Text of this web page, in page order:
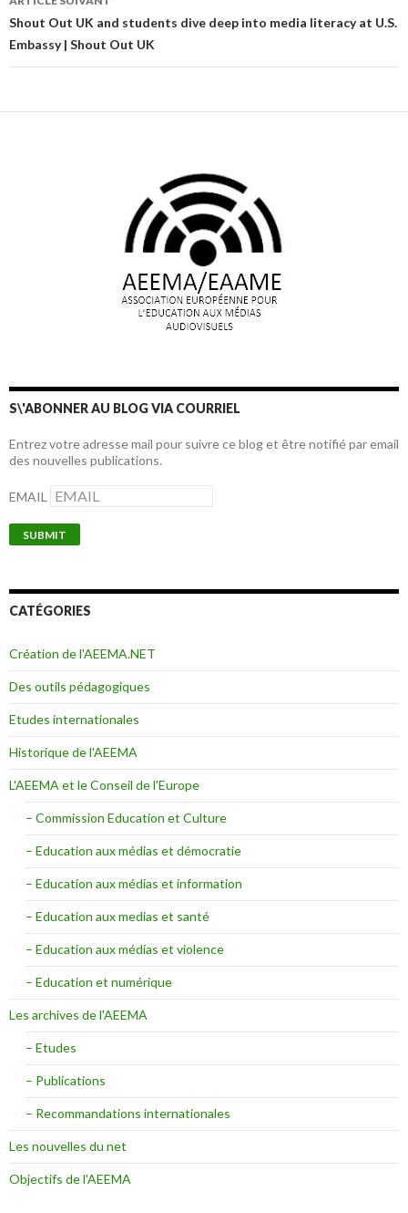
Shout Out UK and students dive deep into media literacy at U.S.
Embassy | Shout Out UK
S\'ABONNER AU BLOG VIA COURRIEL
Entrez votre adresse mail pour suivre ce blog et être notifié par email
des nouvelles publications.
EMAIL
CATÉGORIES
Création de l'AEEMA.NET
Des outils pédagogiques
Etudes internationales
Historique de l'AEEMA
L'AEEMA et le Conseil de l'Europe
– Commission Education et Culture
– Education aux médias et démocratie
– Education aux médias et information
– Education aux medias et santé
– Education aux médias et violence
– Education et numérique
Les archives de l'AEEMA
– Etudes
– Publications
– Recommandations internationales
Les nouvelles du net
Objectifs de l'AEEMA